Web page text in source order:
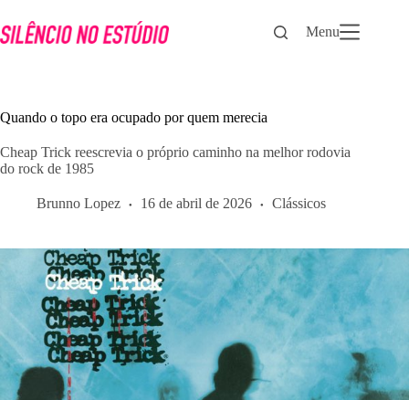
para
o
Menu
Quando o topo era ocupado por quem merecia
Cheap Trick reescrevia o próprio caminho na melhor rodovia
do rock de 1985
Brunno Lopez 16 de abril de 2026 Clássicos